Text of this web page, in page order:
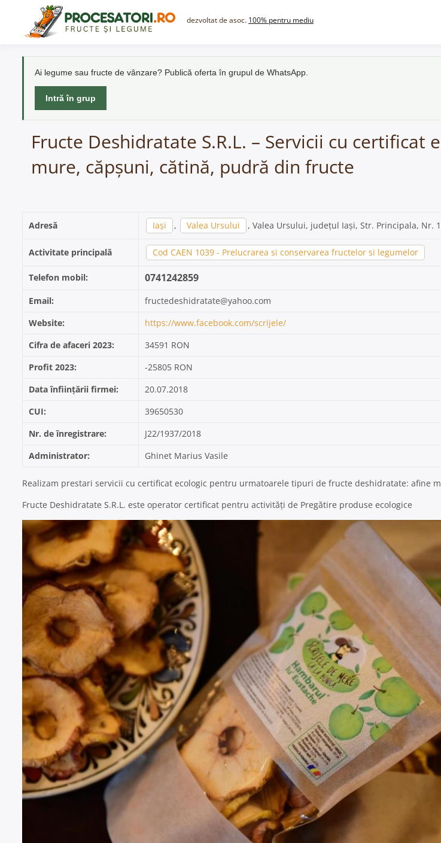
content
dezvoltat de asoc. 100% pentru mediu
Ai legume sau fructe de vânzare? Publică oferta în grupul de WhatsApp.
Intră în grup
Fructe Deshidratate S.R.L. – Servicii cu
mure, căpșuni, cătină, pudră din fructe
Adresă Iași , Valea Ursului , Valea Ursului, județul Iași, Str. Principala, Nr.
Activitate principală Cod CAEN 1039 - Prelucrarea si conservarea fructelor si legumelor
Telefon mobil: 0741242859
Email:
fructedeshidratate@yahoo.com
Website:
https://www.facebook.com/scrijele/
Cifra de afaceri 2023:
34591 RON
Profit 2023:
-25805 RON
Data înființării firmei:
20.07.2018
CUI:
39650530
Nr. de înregistrare:
J22/1937/2018
Administrator:
Ghinet Marius Vasile
Realizam prestari servicii cu certificat ecologic pentru urmatoarele tipuri de fructe deshidratate: afine
Fructe Deshidratate S.R.L. este operator certificat pentru activități de Pregătire produse ecologice